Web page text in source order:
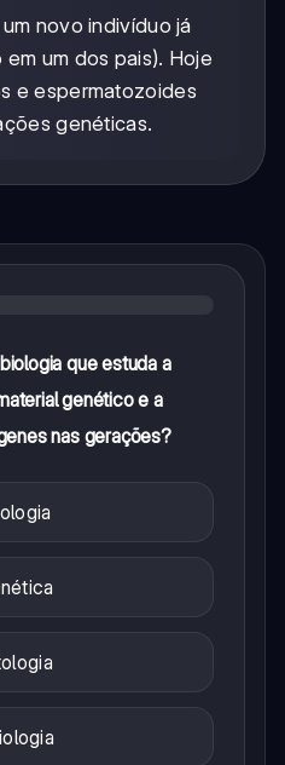
novo indivíduo já
um dos pais). Hoje
e espermatozoides
genéticas.
que estuda a
genético e a
nas gerações?